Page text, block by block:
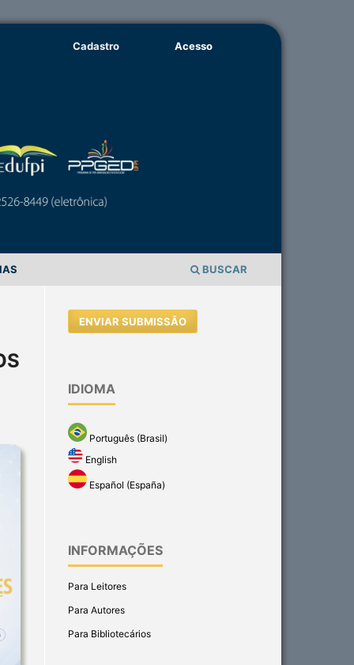
BUSCAR
Cadastro Acesso
ENVIAR SUBMISSÃO
IDIOMA
Português (Brasil)
English
Español (España)
INFORMAÇÕES
Para Leitores
Para Autores
Para Bibliotecários